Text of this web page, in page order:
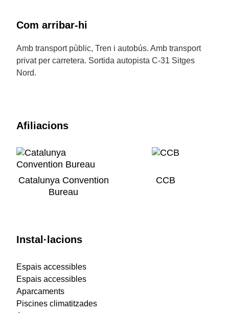
Com arribar-hi
Amb transport pùblic, Tren i autobús. Amb transport
privat per carretera. Sortida autopista C-31 Sitges
Nord.
Afiliacions
Catalunya Convention
Bureau
CCB
Instal·lacions
Espais accessibles
Espais accessibles
Aparcaments
Piscines climatitzades